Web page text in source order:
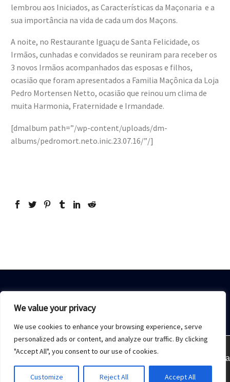
We value your privacy
We use cookies to enhance your browsing experience, serve
personalized ads or content, and analyze our traffic. By clicking
"Accept All", you consent to our use of cookies.
Customize Reject All Accept All
lembrou aos Iniciados, as Características da Maçonaria e a
sua importância na vida de cada um dos Maçons.
A noite, no Restaurante Iguaçu de Santa Felicidade, os
Irmãos, cunhadas e convidados se reuniram para receber os
3 novos Irmãos acompanhados das esposas e filhos,
ocasião que foram apresentados a Familia Maçônica da Loja
Pedro Mortensen Netto, ocasião que reinou um clima de
muita Harmonia, Fraternidade e Irmandade.
[dmalbum path=”/wp-content/uploads/dm-
albums/pedromort.neto.inic.23.07.16/”/]
Sobre Nós Acesso restrito Contato
Estamos usando cookies para oferecer a melhor